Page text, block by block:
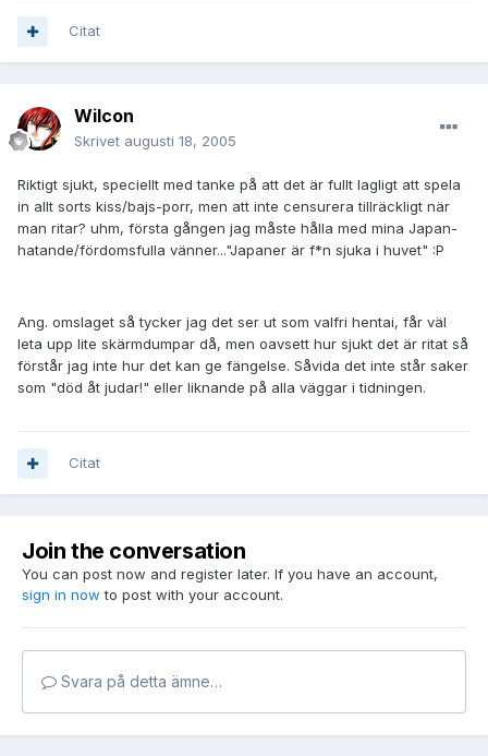
Citat
Wilcon
Skrivet augusti 18, 2005
Riktigt sjukt, speciellt med tanke på att det är fullt lagligt att spela
in allt sorts kiss/bajs-porr, men att inte censurera tillräckligt när
man ritar? uhm, första gången jag måste hålla med mina Japan-
hatande/fördomsfulla vänner..."Japaner är f*n sjuka i huvet" :P
Ang. omslaget så tycker jag det ser ut som valfri hentai, får väl
leta upp lite skärmdumpar då, men oavsett hur sjukt det är ritat så
förstår jag inte hur det kan ge fängelse. Såvida det inte står saker
som "död åt judar!" eller liknande på alla väggar i tidningen.
Citat
Join the conversation
You can post now and register later. If you have an account,
sign in now to post with your account.
Svara på detta ämne…